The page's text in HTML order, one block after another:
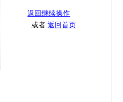
返回继续操作
或者返回首页